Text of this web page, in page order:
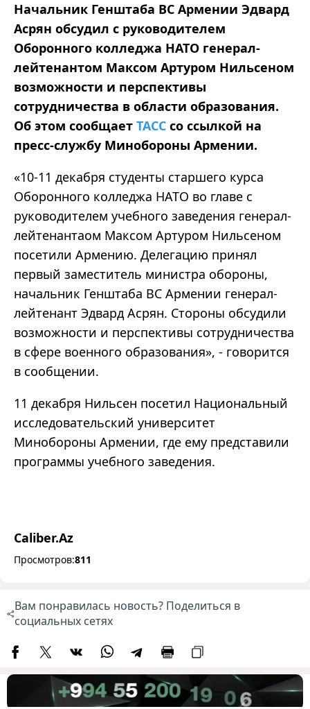
Начальник Генштаба ВС Армении Эдвард
Асрян обсудил с руководителем
Оборонного колледжа НАТО генерал-
лейтенантом Максом Артуром Нильсеном
возможности и перспективы
сотрудничества в области образования.
Об этом сообщает ТАСС со ссылкой на
пресс-службу Минобороны Армении.
«10-11 декабря студенты старшего курса
Оборонного колледжа НАТО во главе с
руководителем учебного заведения генерал-
лейтенантаом Максом Артуром Нильсеном
посетили Армению. Делегацию принял
первый заместитель министра обороны,
начальник Генштаба ВС Армении генерал-
лейтенант Эдвард Асрян. Стороны обсудили
возможности и перспективы сотрудничества
в сфере военного образования», - говорится
в сообщении.
11 декабря Нильсен посетил Национальный
исследовательский университет
Минобороны Армении, где ему представили
программы учебного заведения.
Caliber.Az
Просмотров:811
Вам понравилась новость? Поделиться в
социальных сетях